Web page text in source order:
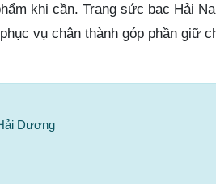
khi cần. Trang sức bạc Hải
vụ chân thành góp phần giữ
Dương